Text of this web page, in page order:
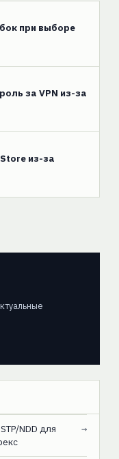
при выборе
за VPN из-за
из-за
NDD для
→